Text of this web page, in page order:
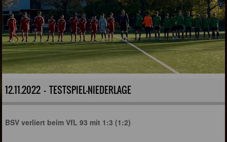
12.11.2022 - TESTSPIEL-NIEDERLAGE
BSV verliert beim VfL 93 mit 1:3 (1:2)